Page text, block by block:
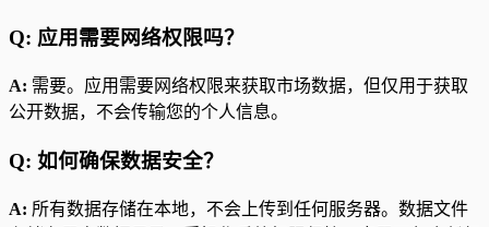
Q: 应用需要网络权限吗？
A: 需要。应用需要网络权限来获取市场数据，但仅用于获取
公开数据，不会传输您的个人信息。
Q: 如何确保数据安全？
A: 所有数据存储在本地，不会上传到任何服务器。数据文件